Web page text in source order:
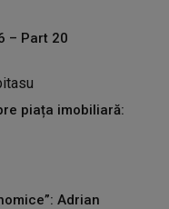
– Part 20
piața imobiliară:
Adrian